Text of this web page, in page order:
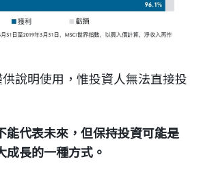
說明使用，惟投資人無法直接投
能代表未來，但保持投資可能是
長的一種方式。